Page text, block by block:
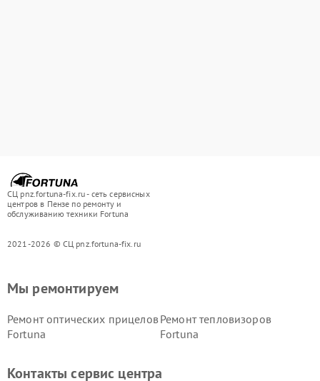
СЦ pnz.fortuna-fix.ru - сеть сервисных
центров в Пензе по ремонту и
обслуживанию техники Fortuna
2021-2026 © СЦ pnz.fortuna-fix.ru
Мы ремонтируем
Ремонт оптических прицелов
Fortuna
Ремонт тепловизоров
Fortuna
Контакты сервис центра